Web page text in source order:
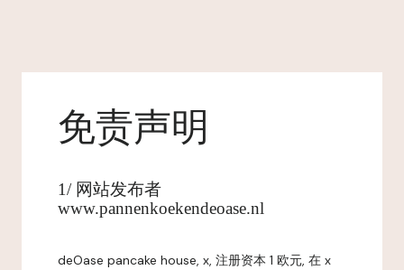
免责声明
1/ 网站发布者
www.pannenkoekendeoase.nl
deOase pancake house, x, 注册资本 1 欧元, 在 x